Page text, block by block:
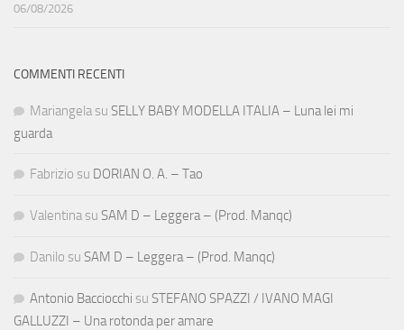
06/08/2026
COMMENTI RECENTI
Mariangela su SELLY BABY MODELLA ITALIA – Luna lei mi
guarda
Fabrizio su DORIAN O. A. – Tao
Valentina su SAM D – Leggera – (Prod. Manqc)
Danilo su SAM D – Leggera – (Prod. Manqc)
Antonio Bacciocchi su STEFANO SPAZZI / IVANO MAGI
GALLUZZI – Una rotonda per amare